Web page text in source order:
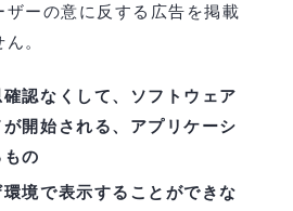
ザーの意に反する広告を掲載
。
認なくして、ソフトウェア
開始される、アプリケーシ
の
境で表示することができな